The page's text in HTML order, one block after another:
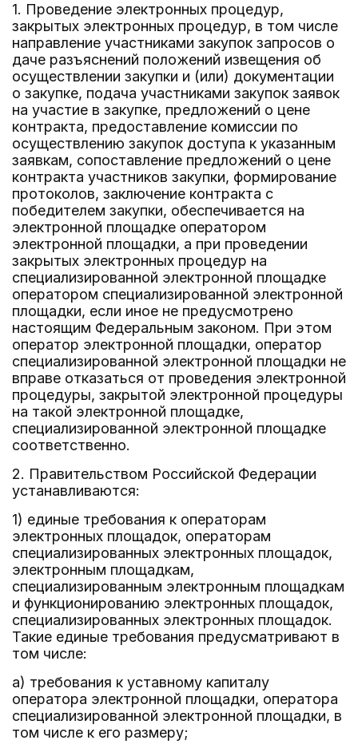
1. Проведение электронных процедур,
закрытых электронных процедур, в том числе
направление участниками закупок запросов о
даче разъяснений положений извещения об
осуществлении закупки и (или) документации
о закупке, подача участниками закупок заявок
на участие в закупке, предложений о цене
контракта, предоставление комиссии по
осуществлению закупок доступа к указанным
заявкам, сопоставление предложений о цене
контракта участников закупки, формирование
протоколов, заключение контракта с
победителем закупки, обеспечивается на
электронной площадке оператором
электронной площадки, а при проведении
закрытых электронных процедур на
специализированной электронной площадке
оператором специализированной электронной
площадки, если иное не предусмотрено
настоящим Федеральным законом. При этом
оператор электронной площадки, оператор
специализированной электронной площадки не
вправе отказаться от проведения электронной
процедуры, закрытой электронной процедуры
на такой электронной площадке,
специализированной электронной площадке
соответственно.
2. Правительством Российской Федерации
устанавливаются:
1) единые требования к операторам
электронных площадок, операторам
специализированных электронных площадок,
электронным площадкам,
специализированным электронным площадкам
и функционированию электронных площадок,
специализированных электронных площадок.
Такие единые требования предусматривают в
том числе:
а) требования к уставному капиталу
оператора электронной площадки, оператора
специализированной электронной площадки, в
том числе к его размеру;